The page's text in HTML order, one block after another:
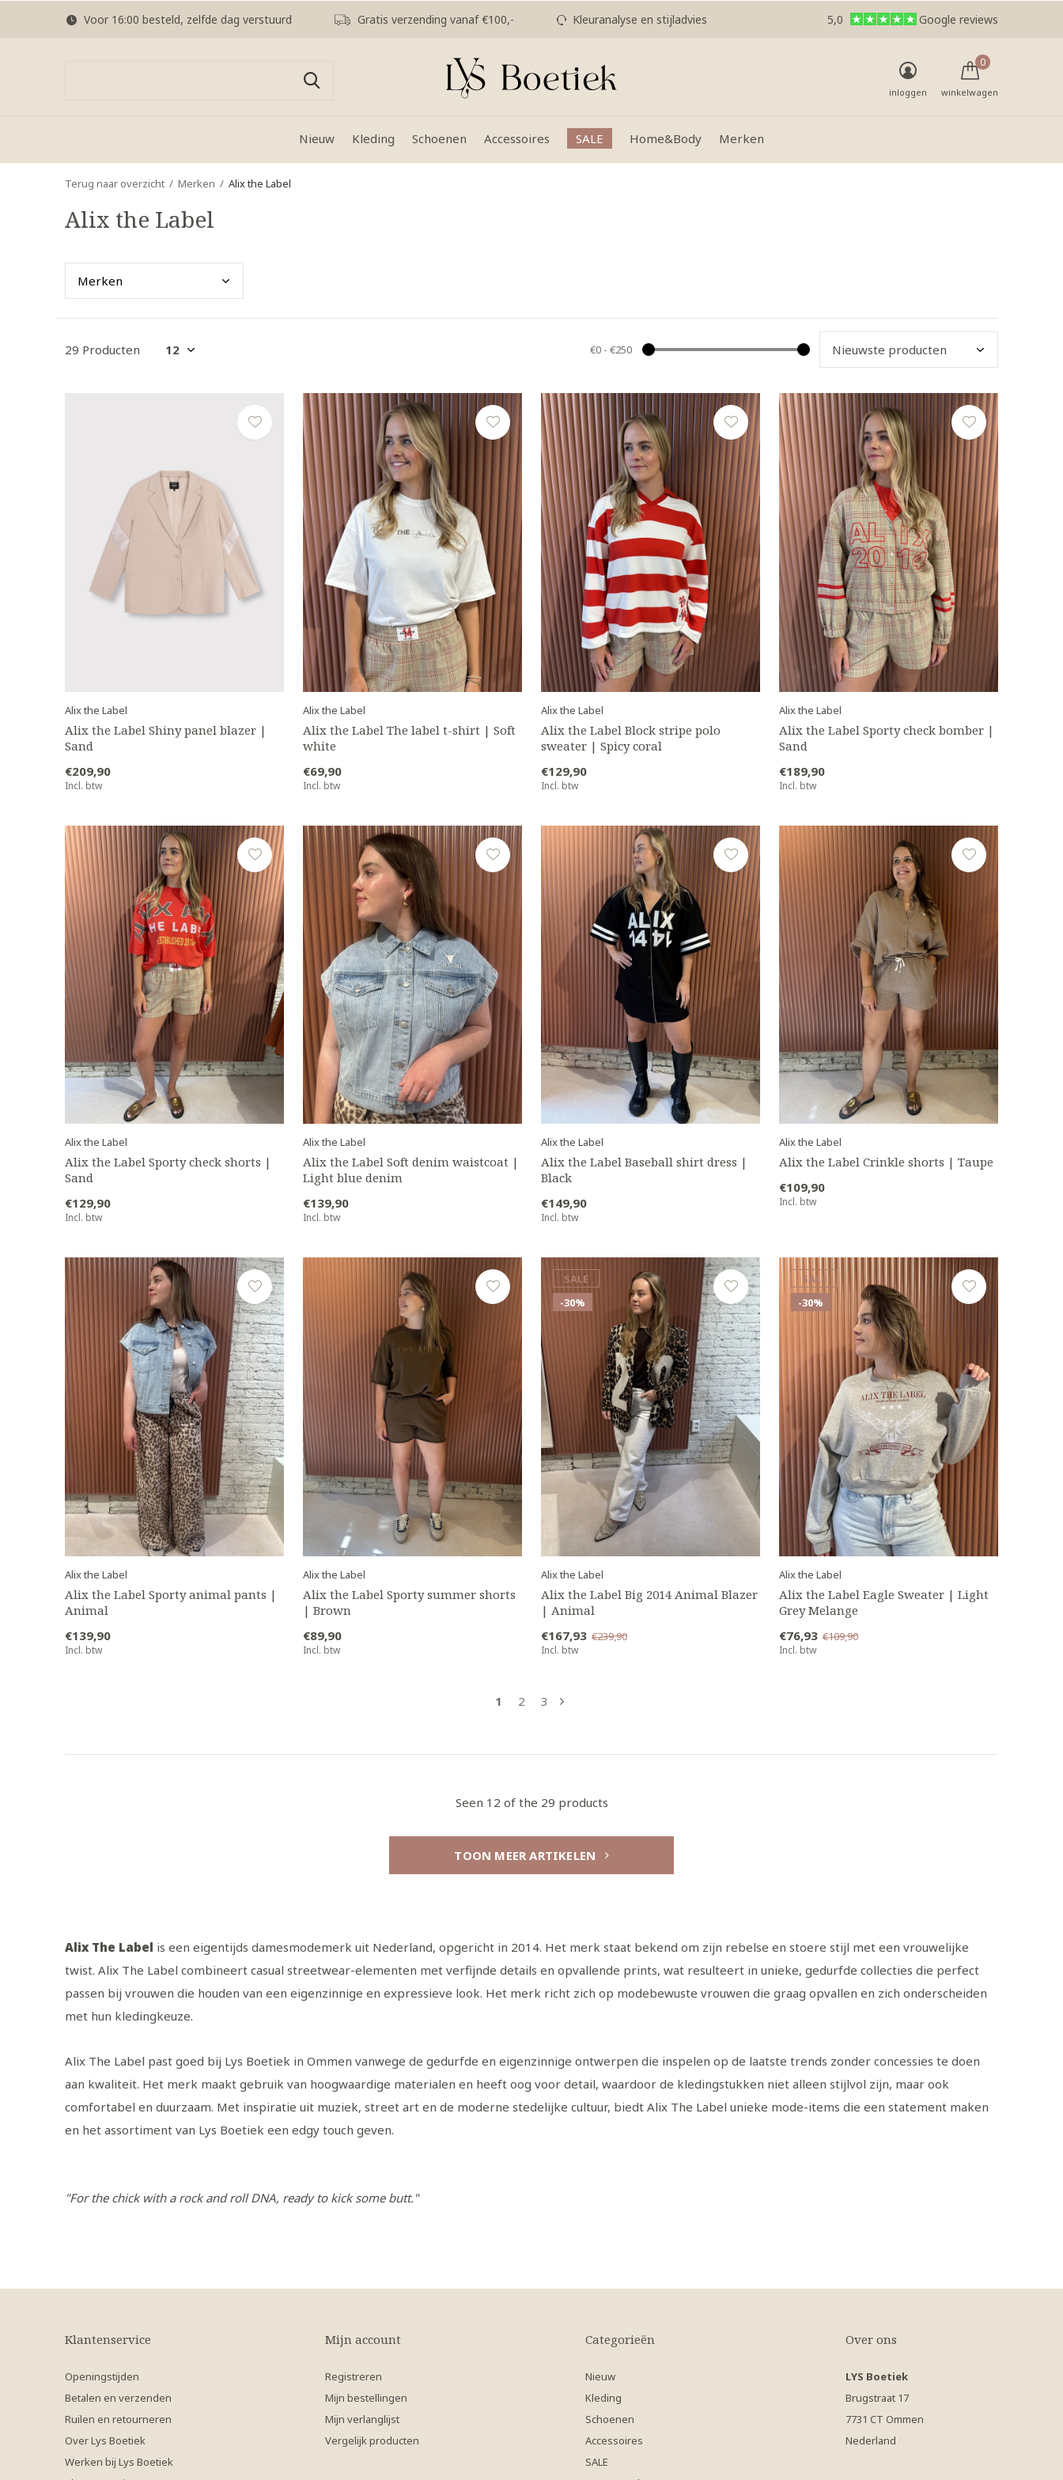
Nieuw Kleding Schoenen Accessoires SALE Home&Body Merken
inloggen winkelwagen
0
Voor 16:00 besteld, zelfde dag verstuurd Gratis verzending vanaf €100,- Kleuranalyse en stijladvies 5,0 Google reviews
Terug naar overzicht Merken Alix the Label
Alix the Label
Merken
29 Producten €0- €250
Alix the Label
Alix the Label Shiny panel blazer |
Sand
€209,90
Incl. btw
Alix the Label
Alix the Label The label t-shirt | Soft
white
€69,90
Incl. btw
Alix the Label
Alix the Label Block stripe polo
sweater | Spicy coral
€129,90
Incl. btw
Alix the Label
Alix the Label Sporty check bomber |
Sand
€189,90
Incl. btw
Alix the Label
Alix the Label Sporty check shorts |
Sand
€129,90
Incl. btw
Alix the Label
Alix the Label Soft denim waistcoat |
Light blue denim
€139,90
Incl. btw
Alix the Label
Alix the Label Baseball shirt dress |
Black
€149,90
Incl. btw
Alix the Label
Alix the Label Crinkle shorts | Taupe
€109,90
Incl. btw
Alix the Label
Alix the Label Sporty animal pants |
Animal
€139,90
Incl. btw
Alix the Label
Alix the Label Sporty summer shorts
| Brown
€89,90
Incl. btw
SALE
-30%
Alix the Label
Alix the Label Big 2014 Animal Blazer
| Animal
€167,93 €239,90
Incl. btw
SALE
-30%
Alix the Label
Alix the Label Eagle Sweater | Light
Grey Melange
€76,93 €109,90
Incl. btw
1 2 3
Seen 12 of the 29 products
TOON MEER ARTIKELEN
Alix The Label is een eigentijds damesmodemerk uit Nederland, opgericht in 2014. Het merk staat bekend om zijn rebelse en stoere stijl met een vrouwelijke
twist. Alix The Label combineert casual streetwear-elementen met verfijnde details en opvallende prints, wat resulteert in unieke, gedurfde collecties die perfect
passen bij vrouwen die houden van een eigenzinnige en expressieve look. Het merk richt zich op modebewuste vrouwen die graag opvallen en zich onderscheiden
met hun kledingkeuze.
Alix The Label past goed bij Lys Boetiek in Ommen vanwege de gedurfde en eigenzinnige ontwerpen die inspelen op de laatste trends zonder concessies te doen
aan kwaliteit. Het merk maakt gebruik van hoogwaardige materialen en heeft oog voor detail, waardoor de kledingstukken niet alleen stijlvol zijn, maar ook
comfortabel en duurzaam. Met inspiratie uit muziek, street art en de moderne stedelijke cultuur, biedt Alix The Label unieke mode-items die een statement maken
en het assortiment van Lys Boetiek een edgy touch geven.
"For the chick with a rock and roll DNA, ready to kick some butt."
Klantenservice
Openingstijden
Betalen en verzenden
Ruilen en retourneren
Over Lys Boetiek
Werken bij Lys Boetiek
Mijn account
Registreren
Mijn bestellingen
Mijn verlanglijst
Vergelijk producten
Categorieën
Nieuw
Kleding
Schoenen
Accessoires
SALE
Over ons
LYS Boetiek
Brugstraat 17
7731 CT Ommen
Nederland